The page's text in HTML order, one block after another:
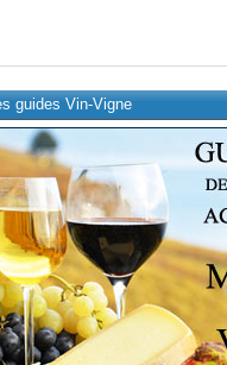
guides Vin-Vigne